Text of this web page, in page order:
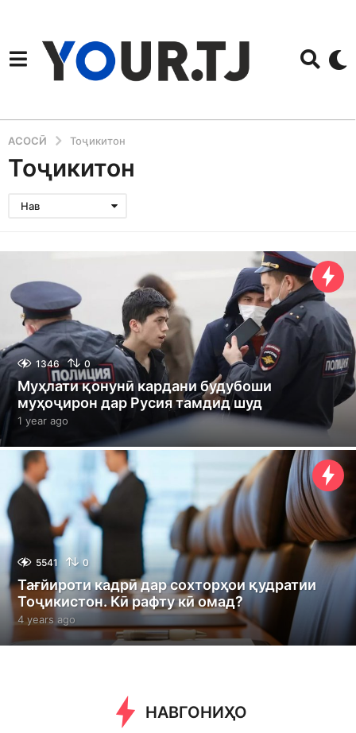
АСОСӢ Тоҷикитон
Тоҷикитон
Нав
1346 0
Муҳлати қонунӣ кардани будубоши
муҳоҷирон дар Русия тамдид шуд
1 year ago
e
g
o
5541 0
Тағйироти кадрӣ дар сохторҳои қудратии
Тоҷикистон. Кӣ рафту кӣ омад?
4 years ago
y
e
НАВГОНИҲО